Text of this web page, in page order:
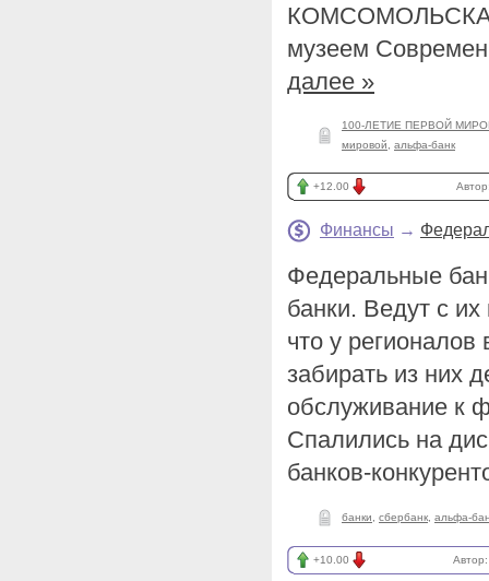
музеем
далее »
100-ЛЕТИЕ ПЕРВОЙ
мировой
альфа-банк
+12.00
Финансы →
Федеральные
банки. Ведут с
что у
забирать из них
обслуживание к
Спалились на
банков-
банки сбербанк альфа-
+10.00